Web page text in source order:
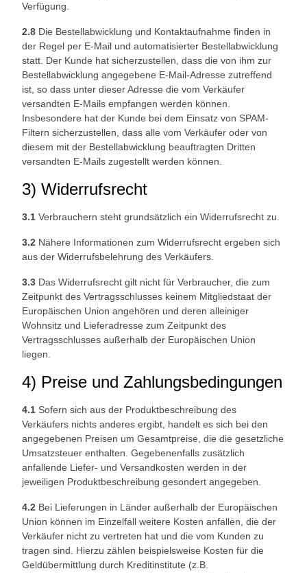
Verfügung.
2.8 Die Bestellabwicklung und Kontaktaufnahme finden in
der Regel per E-Mail und automatisierter Bestellabwicklung
statt. Der Kunde hat sicherzustellen, dass die von ihm zur
Bestellabwicklung angegebene E-Mail-Adresse zutreffend
ist, so dass unter dieser Adresse die vom Verkäufer
versandten E-Mails empfangen werden können.
Insbesondere hat der Kunde bei dem Einsatz von SPAM-
Filtern sicherzustellen, dass alle vom Verkäufer oder von
diesem mit der Bestellabwicklung beauftragten Dritten
versandten E-Mails zugestellt werden können.
3) Widerrufsrecht
3.1 Verbrauchern steht grundsätzlich ein Widerrufsrecht zu.
3.2 Nähere Informationen zum Widerrufsrecht ergeben sich
aus der Widerrufsbelehrung des Verkäufers.
3.3 Das Widerrufsrecht gilt nicht für Verbraucher, die zum
Zeitpunkt des Vertragsschlusses keinem Mitgliedstaat der
Europäischen Union angehören und deren alleiniger
Wohnsitz und Lieferadresse zum Zeitpunkt des
Vertragsschlusses außerhalb der Europäischen Union
liegen.
4) Preise und Zahlungsbedingungen
4.1 Sofern sich aus der Produktbeschreibung des
Verkäufers nichts anderes ergibt, handelt es sich bei den
angegebenen Preisen um Gesamtpreise, die die gesetzliche
Umsatzsteuer enthalten. Gegebenenfalls zusätzlich
anfallende Liefer- und Versandkosten werden in der
jeweiligen Produktbeschreibung gesondert angegeben.
4.2 Bei Lieferungen in Länder außerhalb der Europäischen
Union können im Einzelfall weitere Kosten anfallen, die der
Verkäufer nicht zu vertreten hat und die vom Kunden zu
tragen sind. Hierzu zählen beispielsweise Kosten für die
Geldübermittlung durch Kreditinstitute (z.B.